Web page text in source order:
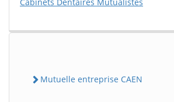
Mutuelle entreprise CAEN